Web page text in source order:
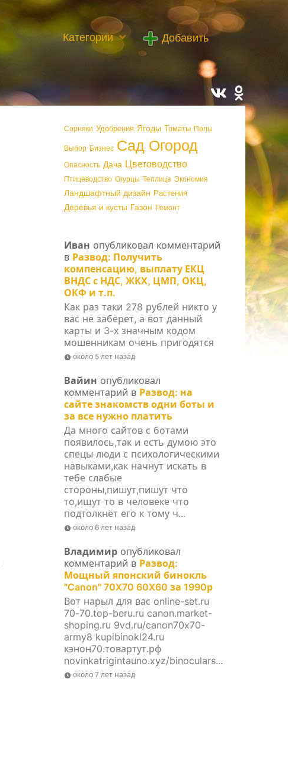
Категории Добавить
Сорняки Удобрения Ягоды Томаты Полы
Выбор Бизнес Сад Огород
Опасность Дача Цветоводство
Птицеводство Огурцы Теплица Экономия
Ландшафтный дизайн Растения
Деревья и кусты Газон Ремонт
Иван опубликовал комментарий
в Развод: Получить
компенсацию, выплату ЕКЦ
ВНДС с НДС, ЖКХ, ЦМП, ОКЦ,
ОКФ и т.п.
Как раз таки 278 рублей никто у
вас не заберет, а вот данный
карты и 3-х значным кодом
мошенникам очень пригодятся
около 5 лет назад
Вайин опубликовал
комментарий в Развод: на
сайте знакомств одни боты и
за все нужно платить
Да много сайтов с ботами
появилось,так и есть думою это
спецы люди с психологическими
навыками,как начнут искать в
тебе слабые
стороны,пишут,пишут что
то,ищут то в человеке что
подтолкнёт его к тому ч...
около 6 лет назад
Владимир опубликовал
комментарий в Развод:
Мощный японский бинокль
"Canon" 70X70 60X60 за 1990р
Вот нарыл для вас online-set.ru
70-70.top-beru.ru canon.market-
shoping.ru 9vd.ru/canon70x70-
army8 kupibinokl24.ru
кэнон70.товартут.рф
novinkatrigintauno.xyz/binoculars...
около 7 лет назад